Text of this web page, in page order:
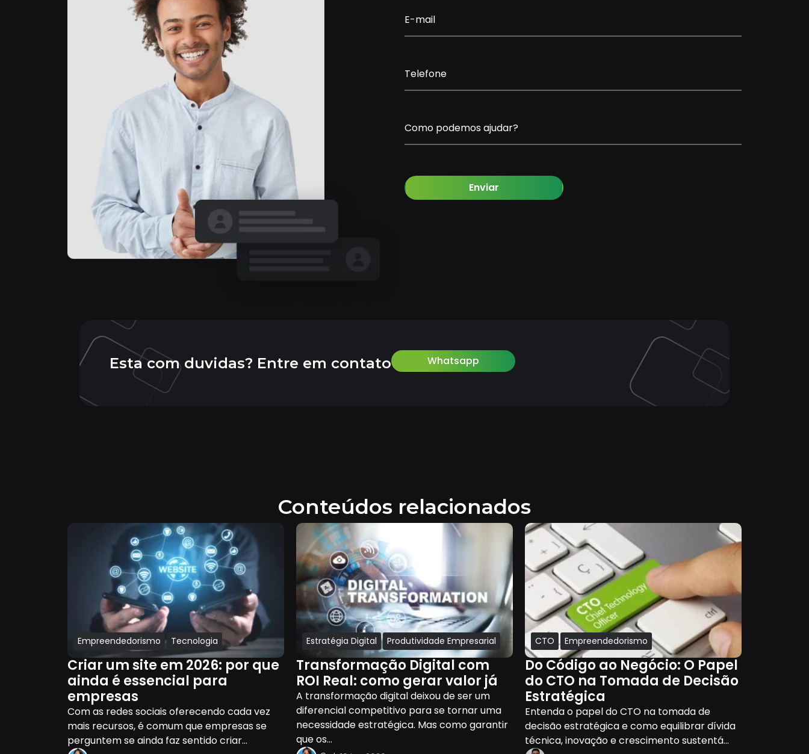
E-mail
Telefone
Como podemos ajudar?
Enviar
Esta com duvidas? Entre em contato Whatsapp
Conteúdos relacionados
Empreendedorismo Tecnologia
Criar um site em 2026: por que
ainda é essencial para
empresas
Com as redes sociais oferecendo cada vez
mais recursos, é comum que empresas se
perguntem se ainda faz sentido criar...
Estratégia Digital Produtividade Empresarial
Transformação Digital com
ROI Real: como gerar valor já
A transformação digital deixou de ser um
diferencial competitivo para se tornar uma
necessidade estratégica. Mas como garantir
que os...
CTO Empreendedorismo
Do Código ao Negócio: O Papel
do CTO na Tomada de Decisão
Estratégica
Entenda o papel do CTO na tomada de
decisão estratégica e como equilibrar dívida
técnica, inovação e crescimento sustentá...